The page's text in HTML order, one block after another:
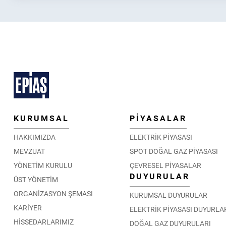
KURUMSAL
HAKKIMIZDA
MEVZUAT
YÖNETİM KURULU
ÜST YÖNETİM
ORGANİZASYON ŞEMASI
KARİYER
HİSSEDARLARIMIZ
PİYASALAR
ELEKTRİK PİYASASI
SPOT DOĞAL GAZ PİYASASI
ÇEVRESEL PİYASALAR
DUYURULAR
KURUMSAL DUYURULAR
ELEKTRİK PİYASASI
DOĞAL GAZ DUYURULARI